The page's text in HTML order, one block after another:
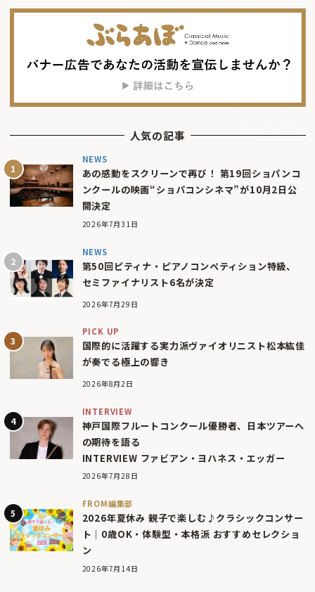
人気の記事
NEWS
あの感動をスクリーンで再び！ 第19回ショパンコ
ンクールの映画“ショパコンシネマ”が10月2日公
開決定
2026年7月31日
NEWS
第50回ピティナ・ピアノコンペティション特級、
セミファイナリスト6名が決定
2026年7月29日
PICK UP
国際的に活躍する実力派ヴァイオリニスト松本紘佳
が奏でる極上の響き
2026年8月2日
INTERVIEW
神戸国際フルートコンクール優勝者、日本ツアーへ
の期待を語る
INTERVIEW ファビアン・ヨハネス・エッガー
2026年7月28日
FROM編集部
2026年夏休み 親子で楽しむ♪クラシックコンサー
ト｜0歳OK・体験型・本格派 おすすめセレクショ
ン
2026年7月14日